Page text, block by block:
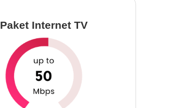
Paket Internet TV